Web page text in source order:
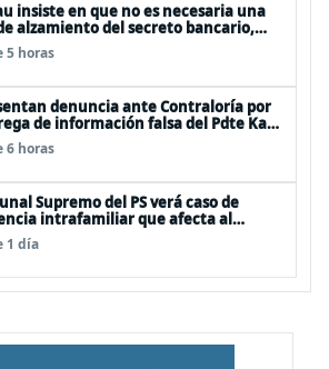
insiste en que no es necesaria una
alzamiento del secreto bancario,
ya existe
5 horas
denuncia ante Contraloría por
de información falsa del Pdte Kast
nacional
6 horas
Supremo del PS verá caso de
intrafamiliar que afecta al
Fidel Espinoza
1 día